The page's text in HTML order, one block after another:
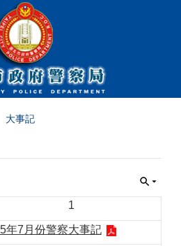
大事記
1
年7月份警察大事記